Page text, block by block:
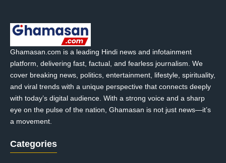
Ghamasan.com is a leading Hindi news and infotainment
platform, delivering fast, factual, and fearless journalism. We
cover breaking news, politics, entertainment, lifestyle, spirituality,
and viral trends with a unique perspective that connects deeply
with today’s digital audience. With a strong voice and a sharp
eye on the pulse of the nation, Ghamasan is not just news—it’s
a movement.
Categories